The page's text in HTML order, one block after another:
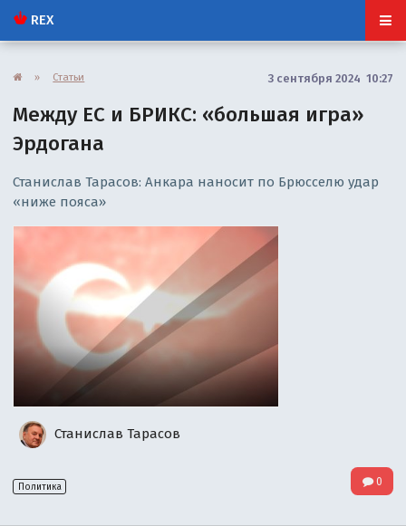
REX
» Статьи 3 сентября 2024 10:27
Между ЕС и БРИКС: «большая игра»
Эрдогана
Станислав Тарасов: Анкара наносит по Брюсселю удар
«ниже пояса»
Станислав Тарасов
Политика 0